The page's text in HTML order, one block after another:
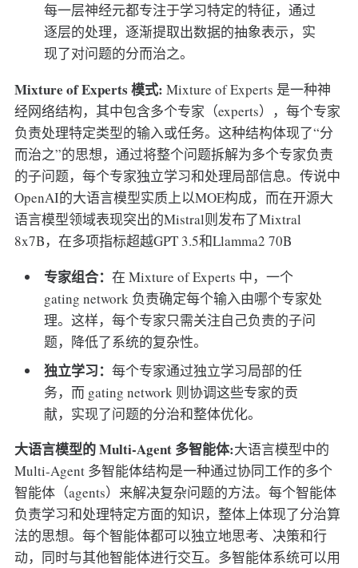
每一层神经元都专注于学习特定的特征，通过
逐层的处理，逐渐提取出数据的抽象表示，实
现了对问题的分而治之。
Mixture of Experts 模式: Mixture of Experts 是一种神
经网络结构，其中包含多个专家（experts），每个专家
负责处理特定类型的输入或任务。这种结构体现了“分
而治之”的思想，通过将整个问题拆解为多个专家负责
的子问题，每个专家独立学习和处理局部信息。传说中
OpenAI的大语言模型实质上以MOE构成，而在开源大
语言模型领域表现突出的Mistral则发布了Mixtral
8x7B，在多项指标超越GPT 3.5和Llamma2 70B
专家组合：在 Mixture of Experts 中，一个
gating network 负责确定每个输入由哪个专家处
理。这样，每个专家只需关注自己负责的子问
题，降低了系统的复杂性。
独立学习：每个专家通过独立学习局部的任
务，而 gating network 则协调这些专家的贡
献，实现了问题的分治和整体优化。
大语言模型的 Multi-Agent 多智能体:大语言模型中的
Multi-Agent 多智能体结构是一种通过协同工作的多个
智能体（agents）来解决复杂问题的方法。每个智能体
负责学习和处理特定方面的知识，整体上体现了分治算
法的思想。每个智能体都可以独立地思考、决策和行
动，同时与其他智能体进行交互。多智能体系统可以用